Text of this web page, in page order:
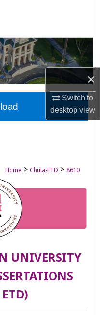
×
Switch to
desktopview
Network™
Home > Chula-ETD > 8610
UNIVERSITY